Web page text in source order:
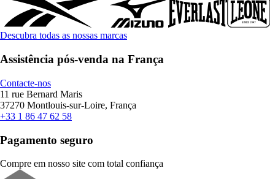
Descubra todas as nossas marcas
Assistência pós-venda na França
Contacte-nos
11 rue Bernard Maris
37270 Montlouis-sur-Loire, França
+33 1 86 47 62 58
Pagamento seguro
Compre em nosso site com total confiança